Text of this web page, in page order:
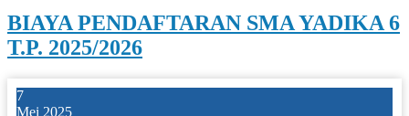
BIAYA PENDAFTARAN SMA YADIKA 6
T.P. 2025/2026
7
Mei 2025